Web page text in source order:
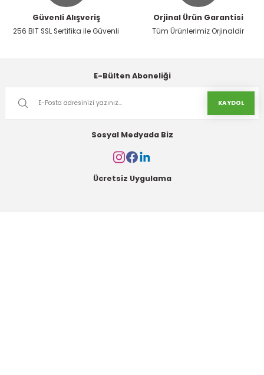
Güvenli Alışveriş
256 BIT SSL Sertifika ile Güvenli
Orjinal Ürün Garantisi
Tüm Ürünlerimiz Orjinaldir
E-Bülten Aboneliği
KAYDOL
Sosyal Medyada Biz
Ücretsiz Uygulama